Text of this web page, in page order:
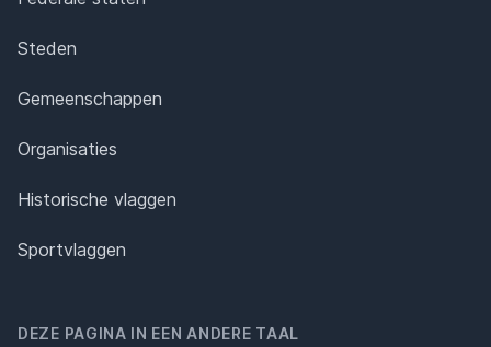
Steden
Gemeenschappen
Organisaties
Historische vlaggen
Sportvlaggen
DEZE PAGINA IN EEN ANDERE TAAL